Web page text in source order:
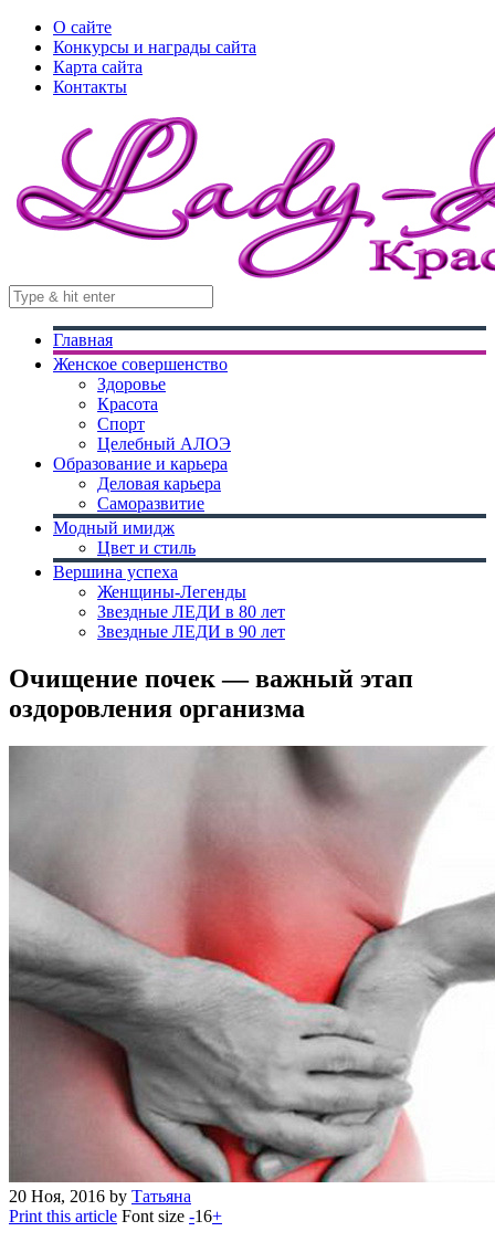
О сайте
Конкурсы и награды сайта
Карта сайта
Контакты
Главная
Женское совершенство
Здоровье
Красота
Спорт
Целебный АЛОЭ
Образование и карьера
Деловая карьера
Саморазвитие
Модный имидж
Цвет и стиль
Вершина успеха
Женщины-Легенды
Звездные ЛЕДИ в 80 лет
Звездные ЛЕДИ в 90 лет
Очищение почек — важный этап
оздоровления организма
20 Ноя, 2016 by Татьяна
Print this article Font size -16+